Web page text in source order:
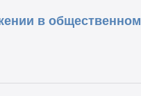
в общественном